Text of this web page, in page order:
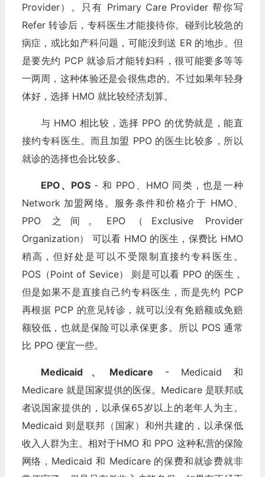
Provider）。只有 Primary Care Provider 帮你写
Refer 转诊后，专科医生才能接待你。碰到比较急的
病症，或比如产科问题，可能没到送 ER 的地步。但
是要先约 PCP 就诊后才能转妇科，很可能要多等等
一两周，这种体验还是会很焦虑的。不过如果年轻身
体好，选择 HMO 就比较经济划算。
与 HMO 相比较，选择 PPO 的优势就是，能直
接约专科医生。而且加盟 PPO 的医生比较多，所以
就诊的选择也会比较多。
EPO、POS - 和 PPO、HMO 同类，也是一种
Network 加盟网络。服务条件和价格介于 HMO、
PPO 之间。EPO（Exclusive Provider
Organization） 可以看 HMO 的医生，保费比 HMO
稍高，但好处是可以不受限制直接约专科医生。
POS（Point of Sevice） 则是可以看 PPO 的医生，
但是如果不是直接自己约专科医生，而是先约 PCP
再根据 PCP 的意见转诊，就可以没有免赔额或免赔
额较低，也就是保险可以承保更多。所以 POS 通常
比 PPO 便宜一些。
Medicaid、Medicare - Medicaid 和
Medicare 就是国家提供的医保。Medicare 是联邦或
者说国家提供的，以承保65岁以上的老年人为主。
Medicaid 则是联邦（国家）和州共建的，以承保低
收入人群为主。相对于HMO 和 PPO 这种私营的保险
网络，Medicaid 和 Medicare 的保费和就诊费就非